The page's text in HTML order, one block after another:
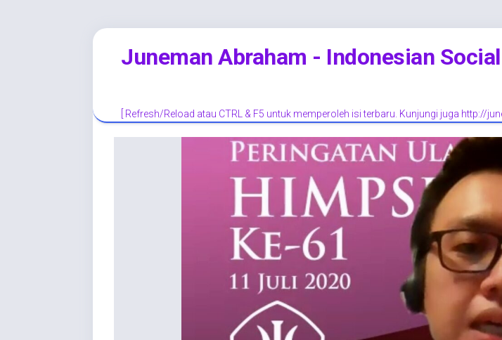
Juneman Abraham - Indonesian
[ Refresh/Reload atau CTRL & F5 untuk memperoleh isi terbaru. Kunjungi juga